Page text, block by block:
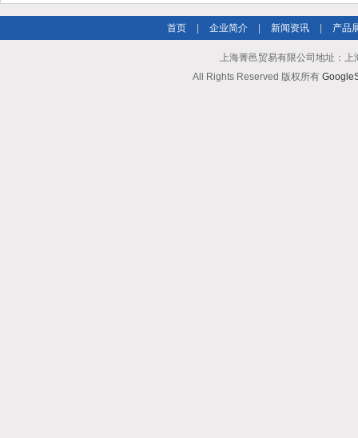
首页 企业简介 新闻资讯 产品
上海菁邑贸易有限公司地址：
All Rights Reserved 版权所有